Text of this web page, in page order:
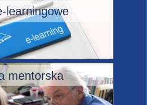
learningowe
mentorska